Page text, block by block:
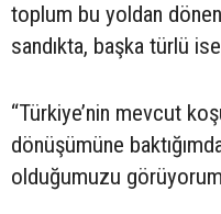
toplum bu yoldan
sandıkta, başka türlü
“Türkiye’nin mevcut
dönüşümüne
olduğumuzu